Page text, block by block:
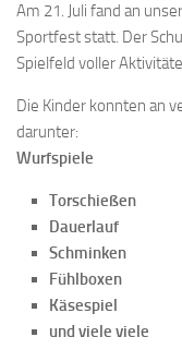
Am 21. Juli fand an
Sportfest statt. Der
Spielfeld voller
Die Kinder konnten an
darunter:
Wurfspiele
Torschießen
Dauerlauf
Schminken
Fühlboxen
Käsespiel
und viele viele